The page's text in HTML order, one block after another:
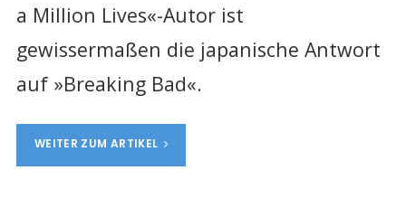
a Million Lives«-Autor ist
gewissermaßen die japanische Antwort
auf »Breaking Bad«.
WEITER ZUM ARTIKEL